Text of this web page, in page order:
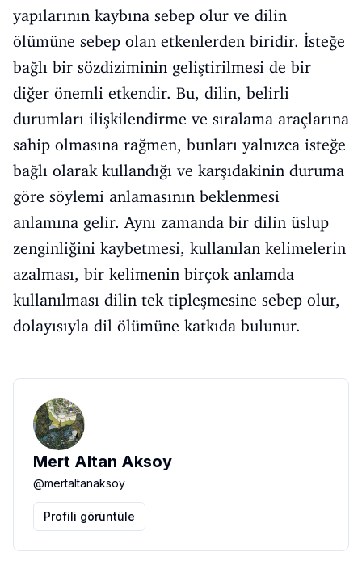
yapılarının kaybına sebep olur ve dilin
ölümüne sebep olan etkenlerden biridir. İsteğe
bağlı bir sözdiziminin geliştirilmesi de bir
diğer önemli etkendir. Bu, dilin, belirli
durumları ilişkilendirme ve sıralama araçlarına
sahip olmasına rağmen, bunları yalnızca isteğe
bağlı olarak kullandığı ve karşıdakinin duruma
göre söylemi anlamasının beklenmesi
anlamına gelir. Aynı zamanda bir dilin üslup
zenginliğini kaybetmesi, kullanılan kelimelerin
azalması, bir kelimenin birçok anlamda
kullanılması dilin tek tipleşmesine sebep olur,
dolayısıyla dil ölümüne katkıda bulunur.
Mert Altan Aksoy
@mertaltanaksoy
Profili görüntüle